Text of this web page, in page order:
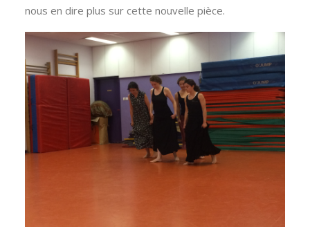
nous en dire plus sur cette nouvelle pièce.